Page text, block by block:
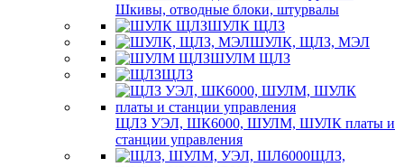
Шкивы, отводные блоки, штурвалы
ШУЛК ЩЛЗ
ШУЛК, ЩЛЗ, МЭЛ
ШУЛМ ЩЛЗ
ЩЛЗ
ЩЛЗ УЭЛ, ШК6000, ШУЛМ, ШУЛК платы и
станции управления
ЩЛЗ,